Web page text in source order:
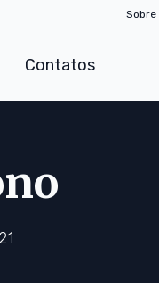
Sobre
Contatos